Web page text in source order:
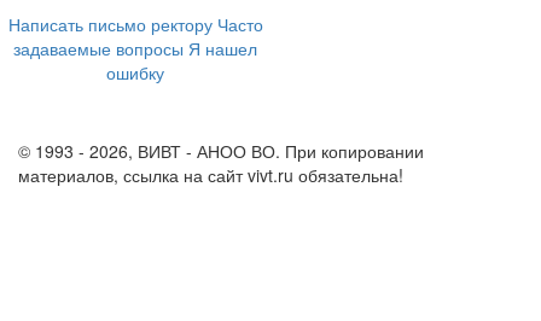
Написать письмо ректору Часто
задаваемые вопросы Я нашел
ошибку
© 1993 - 2026, ВИВТ - АНОО ВО. При копировании
материалов, ссылка на сайт vivt.ru обязательна!